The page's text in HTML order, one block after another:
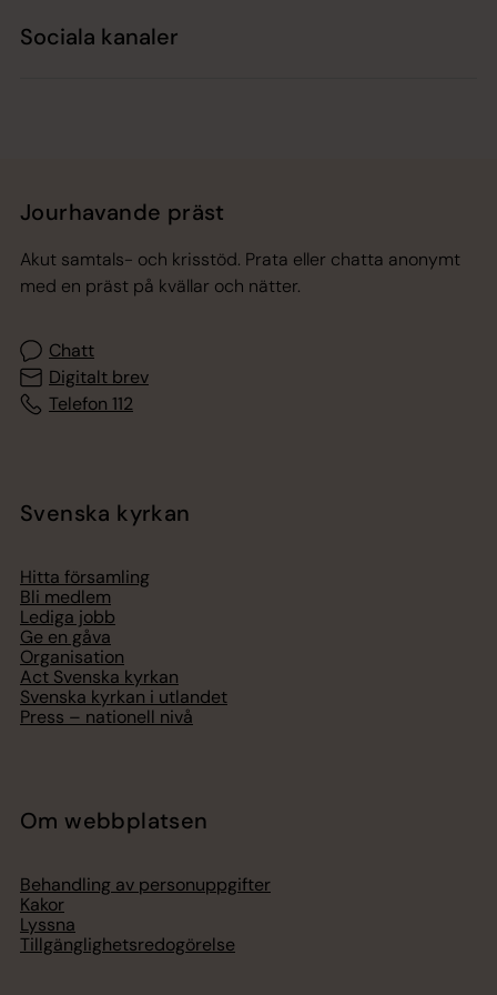
Sociala kanaler
Jourhavande präst
Akut samtals- och krisstöd. Prata eller chatta anonymt
med en präst på kvällar och nätter.
Chatt
Digitalt brev
Telefon 112
Svenska kyrkan
Hitta församling
Bli medlem
Lediga jobb
Ge en gåva
Organisation
Act Svenska kyrkan
Svenska kyrkan i utlandet
Press – nationell nivå
Om webbplatsen
Behandling av personuppgifter
Kakor
Lyssna
Tillgänglighetsredogörelse